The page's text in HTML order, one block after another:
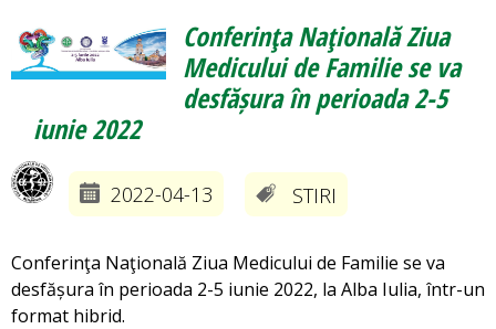
Conferinţa Naţională Ziua
Medicului de Familie se va
desfășura în perioada 2-5
iunie 2022
2022-04-13 STIRI
Conferinţa Naţională Ziua Medicului de Familie se va
desfășura în perioada 2-5 iunie 2022, la Alba Iulia, într-un
format hibrid.